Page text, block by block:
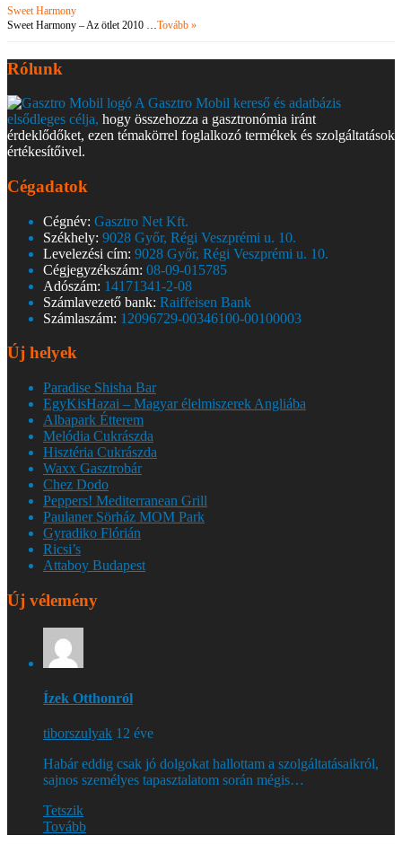
Sweet Harmony
Sweet Harmony – Az ötlet 2010 …Tovább »
Rólunk
A Gasztro Mobil kereső és adatbázis
elsődleges célja, hogy összehozza a gasztronómia iránt
érdeklődőket, ezen témakörrel foglalkozó termékek és szolgáltatások
értékesítőivel.
Cégadatok
Cégnév: Gasztro Net Kft.
Székhely: 9028 Győr, Régi Veszprémi u. 10.
Levelezési cím: 9028 Győr, Régi Veszprémi u. 10.
Cégjegyzékszám: 08-09-015785
Adószám: 14171341-2-08
Számlavezető bank: Raiffeisen Bank
Számlaszám: 12096729-00346100-00100003
Új helyek
Paradise Shisha Bar
EgyKisHazai – Magyar élelmiszerek Angliába
Albapark Étterem
Melódia Cukrászda
Hisztéria Cukrászda
Waxx Gasztrobár
Chez Dodo
Peppers! Mediterranean Grill
Paulaner Sörház MOM Park
Gyradiko Flórián
Ricsi’s
Attaboy Budapest
Új vélemény
Ízek Otthonról
tiborszulyak 12 éve
Habár eddig csak jó dolgokat hallottam a szolgáltatásaikról,
sajnos személyes tapasztalatom során mégis…
Tetszik
Tovább